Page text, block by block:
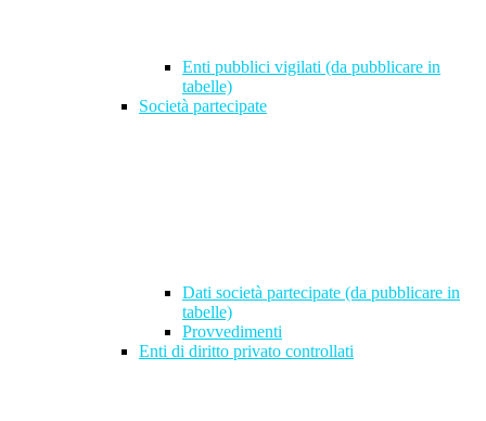
Enti pubblici vigilati (da pubblicare in
tabelle)
Società partecipate
Dati società partecipate (da pubblicare in
tabelle)
Provvedimenti
Enti di diritto privato controllati